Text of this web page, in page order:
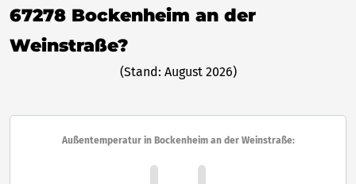
67278 Bockenheim an der
Weinstraße?
(Stand: August 2026)
Außentemperatur in Bockenheim an der Weinstraße: